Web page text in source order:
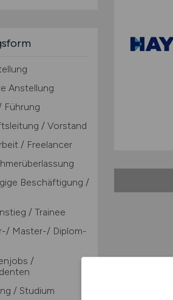
Anstellung
Führung
/ Vorstand
/ Freelancer
Beschäftigung /
/ Trainee
Master-/ Diplom-
/
/ Studium